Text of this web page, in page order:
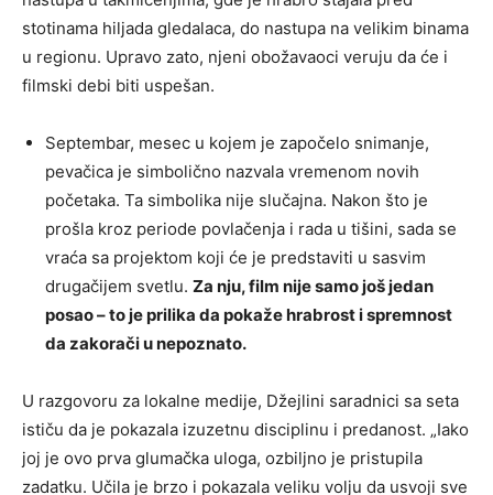
stotinama hiljada gledalaca, do nastupa na velikim binama
u regionu. Upravo zato, njeni obožavaoci veruju da će i
filmski debi biti uspešan.
Septembar, mesec u kojem je započelo snimanje,
pevačica je simbolično nazvala vremenom novih
početaka. Ta simbolika nije slučajna. Nakon što je
prošla kroz periode povlačenja i rada u tišini, sada se
vraća sa projektom koji će je predstaviti u sasvim
drugačijem svetlu. Za nju, film nije samo još jedan
posao – to je prilika da pokaže hrabrost i spremnost
da zakorači u nepoznato.
U razgovoru za lokalne medije, Džejlini saradnici sa seta
ističu da je pokazala izuzetnu disciplinu i predanost. „Iako
joj je ovo prva glumačka uloga, ozbiljno je pristupila
zadatku. Učila je brzo i pokazala veliku volju da usvoji sve